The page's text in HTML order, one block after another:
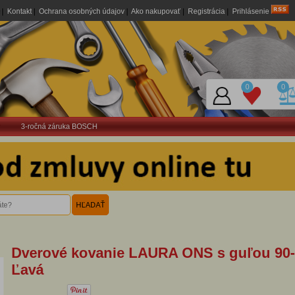
Kontakt| Ochrana osobných údajov| Ako nakupovať| Registrácia| Prihlásenie
0 0
3-ročná záruka BOSCH
Dverové kovanie LAURA ONS s guľou
Ľavá